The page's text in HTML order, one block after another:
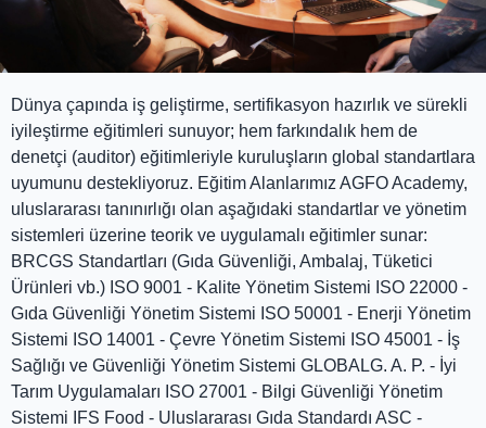
Dünya çapında iş geliştirme, sertifikasyon hazırlık ve sürekli
iyileştirme eğitimleri sunuyor; hem farkındalık hem de
denetçi (auditor) eğitimleriyle kuruluşların global standartlara
uyumunu destekliyoruz. Eğitim Alanlarımız AGFO Academy,
uluslararası tanınırlığı olan aşağıdaki standartlar ve yönetim
sistemleri üzerine teorik ve uygulamalı eğitimler sunar:
BRCGS Standartları (Gıda Güvenliği, Ambalaj, Tüketici
Ürünleri vb.) ISO 9001 - Kalite Yönetim Sistemi ISO 22000 -
Gıda Güvenliği Yönetim Sistemi ISO 50001 - Enerji Yönetim
Sistemi ISO 14001 - Çevre Yönetim Sistemi ISO 45001 - İş
Sağlığı ve Güvenliği Yönetim Sistemi GLOBALG. A. P. - İyi
Tarım Uygulamaları ISO 27001 - Bilgi Güvenliği Yönetim
Sistemi IFS Food - Uluslararası Gıda Standardı ASC -